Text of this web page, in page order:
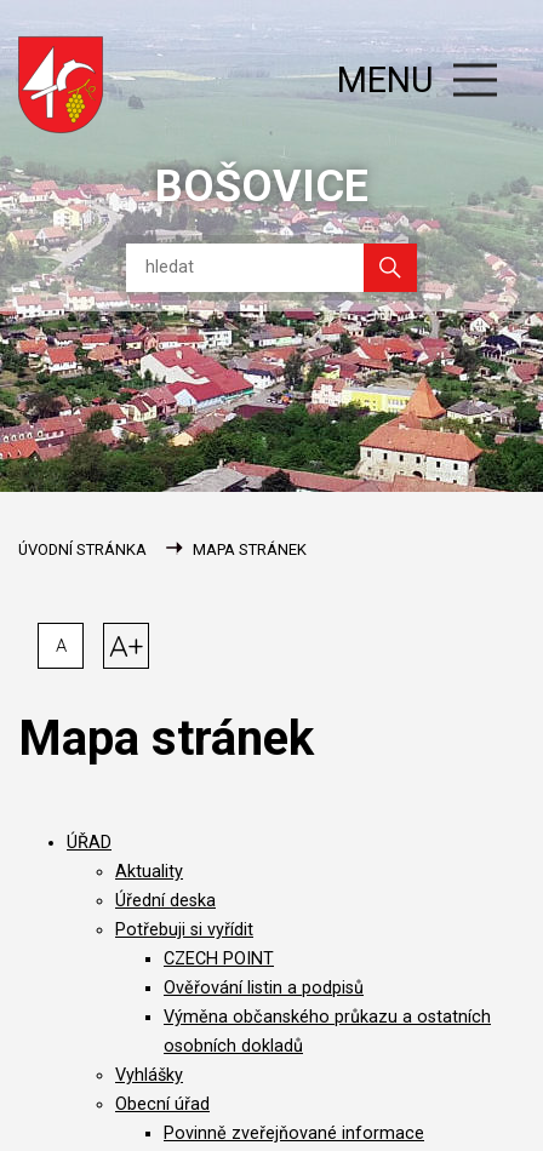
BOŠOVICE
MENU
ÚVODNÍ STRÁNKA MAPA STRÁNEK
A A+
Mapa stránek
ÚŘAD
Aktuality
Úřední deska
Potřebuji si vyřídit
CZECH POINT
Ověřování listin a podpisů
Výměna občanského průkazu a ostatních
osobních dokladů
Vyhlášky
Obecní úřad
Povinně zveřejňované informace